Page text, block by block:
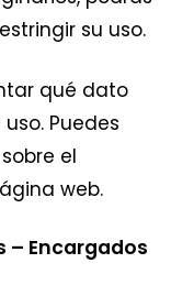
su uso.
qué dato
Puedes
el
web.
– Encargados